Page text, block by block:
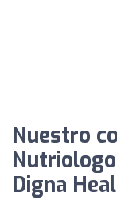
Nuestro
Digna